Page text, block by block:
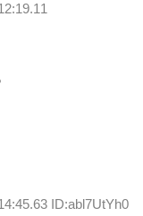
ID:abl7UtYh0